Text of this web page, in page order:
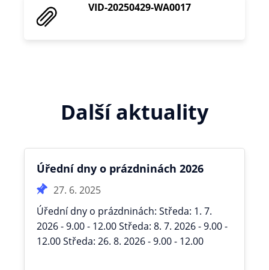
VID-20250429-WA0017
Další aktuality
Úřední dny o prázdninách 2026
27. 6. 2025
Úřední dny o prázdninách: Středa: 1. 7.
2026 - 9.00 - 12.00 Středa: 8. 7. 2026 - 9.00 -
12.00 Středa: 26. 8. 2026 - 9.00 - 12.00